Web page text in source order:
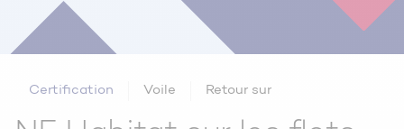
Pourquoi certifier avec CERQUAL ?
Certification Voile Retour sur